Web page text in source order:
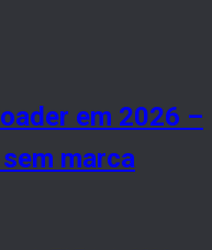
em 2026 –
marca